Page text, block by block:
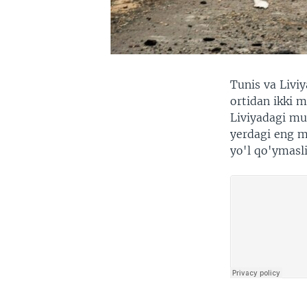
Tunis va
ortidan ikki
Liviyadagi
yerdagi eng
yo'l